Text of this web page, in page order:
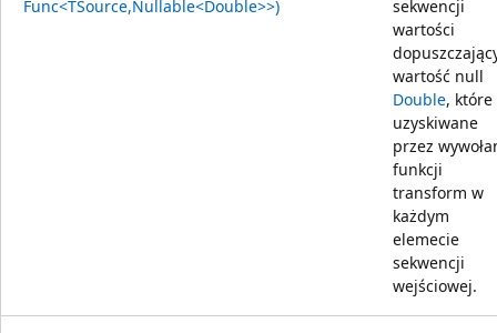
Func<TSource,Nullable<Double>>)
sekwencji
wartości
wartość null
Double, które
uzyskiwane
przez
funkcji
transform w
każdym
elemecie
sekwencji
wejściowej.